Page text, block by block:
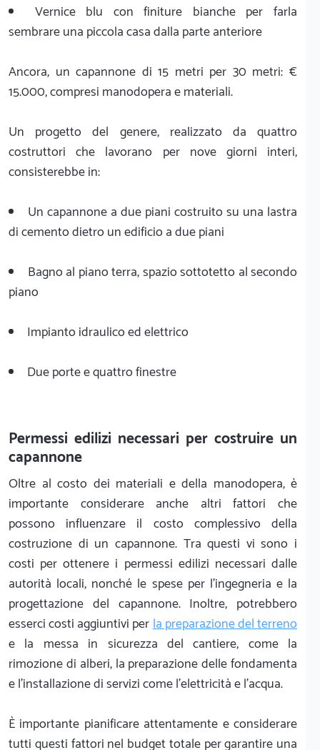
Vernice blu con finiture bianche per farla
sembrare una piccola casa dalla parte anteriore
Ancora, un capannone di 15 metri per 30 metri: €
15.000, compresi manodopera e materiali.
Un progetto del genere, realizzato da quattro
costruttori che lavorano per nove giorni interi,
consisterebbe in:
Un capannone a due piani costruito su una lastra
di cemento dietro un edificio a due piani
Bagno al piano terra, spazio sottotetto al secondo
piano
Impianto idraulico ed elettrico
Due porte e quattro finestre
Permessi edilizi necessari per costruire un
capannone
Oltre al costo dei materiali e della manodopera, è
importante considerare anche altri fattori che
possono influenzare il costo complessivo della
costruzione di un capannone. Tra questi vi sono i
costi per ottenere i permessi edilizi necessari dalle
autorità locali, nonché le spese per l'ingegneria e la
progettazione del capannone. Inoltre, potrebbero
esserci costi aggiuntivi perla preparazione del terreno
e la messa in sicurezza del cantiere, come la
rimozione di alberi, la preparazione delle fondamenta
e l'installazione di servizi come l'elettricità e l'acqua.
È importante pianificare attentamente e considerare
tutti questi fattori nel budget totale per garantire una